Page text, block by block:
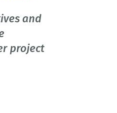
and
project